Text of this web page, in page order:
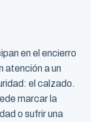
en el encierro
atención a un
el calzado.
marcar la
o sufrir una